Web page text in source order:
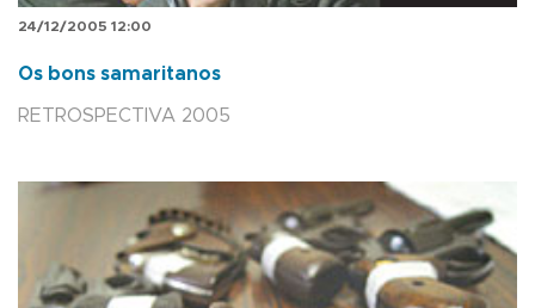
24/12/2005 12:00
Os bons samaritanos
RETROSPECTIVA 2005